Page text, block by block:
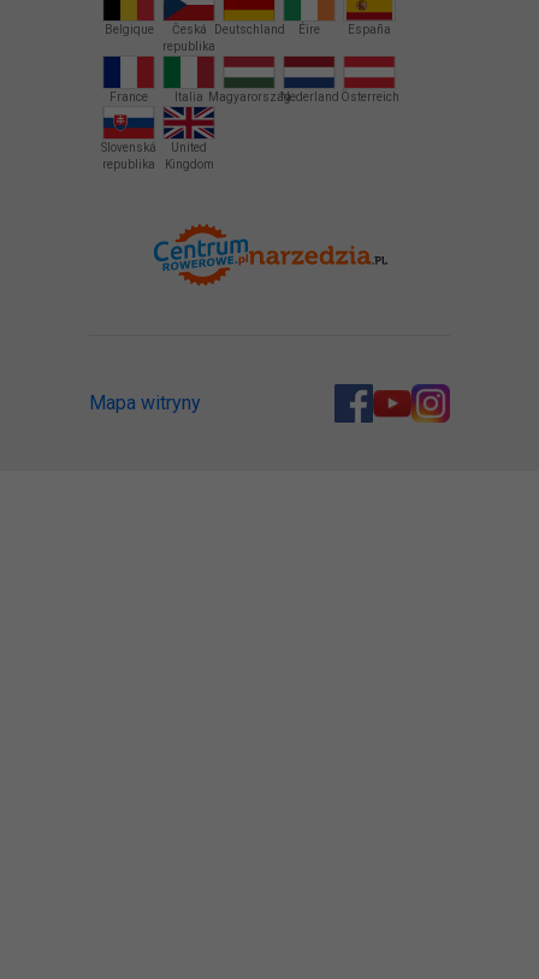
Belgique
Česká
republika
Deutschland Éire España
France Italia MagyarországNederland Österreich
Slovenská
republika
United
Kingdom
Mapa witryny